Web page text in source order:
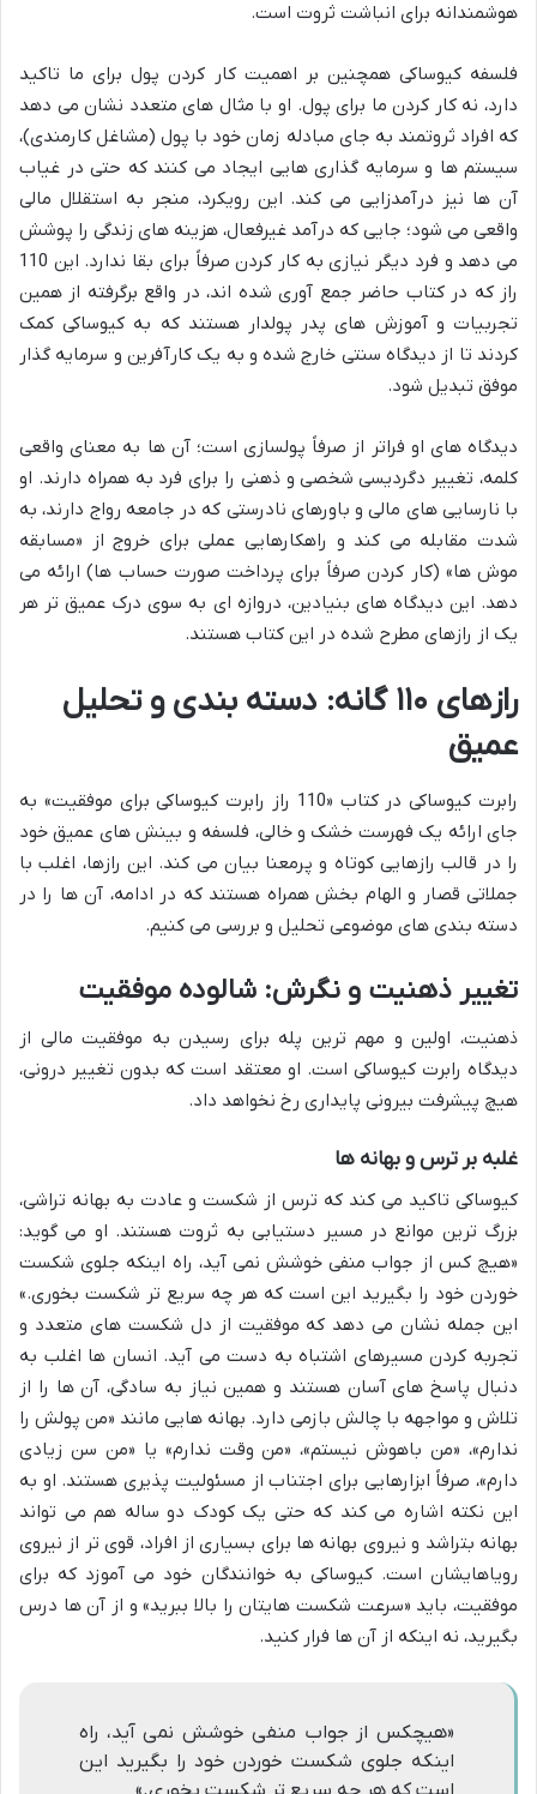
هوشمندانه برای انباشت ثروت است.
فلسفه کیوساکی همچنین بر اهمیت کار کردن پول برای ما تاکید
دارد، نه کار کردن ما برای پول. او با مثال های متعدد نشان می دهد
که افراد ثروتمند به جای مبادله زمان خود با پول (مشاغل کارمندی)،
سیستم ها و سرمایه گذاری هایی ایجاد می کنند که حتی در غیاب
آن ها نیز درآمدزایی می کند. این رویکرد، منجر به استقلال مالی
واقعی می شود؛ جایی که درآمد غیرفعال، هزینه های زندگی را پوشش
می دهد و فرد دیگر نیازی به کار کردن صرفاً برای بقا ندارد. این 110
راز که در کتاب حاضر جمع آوری شده اند، در واقع برگرفته از همین
تجربیات و آموزش های پدر پولدار هستند که به کیوساکی کمک
کردند تا از دیدگاه سنتی خارج شده و به یک کارآفرین و سرمایه گذار
موفق تبدیل شود.
دیدگاه های او فراتر از صرفاً پولسازی است؛ آن ها به معنای واقعی
کلمه، تغییر دگردیسی شخصی و ذهنی را برای فرد به همراه دارند. او
با نارسایی های مالی و باورهای نادرستی که در جامعه رواج دارند، به
شدت مقابله می کند و راهکارهایی عملی برای خروج از «مسابقه
موش ها» (کار کردن صرفاً برای پرداخت صورت حساب ها) ارائه می
دهد. این دیدگاه های بنیادین، دروازه ای به سوی درک عمیق تر هر
یک از رازهای مطرح شده در این کتاب هستند.
رازهای ۱۱۰ گانه: دسته بندی و تحلیل
عمیق
رابرت کیوساکی در کتاب «110 راز رابرت کیوساکی برای موفقیت» به
جای ارائه یک فهرست خشک و خالی، فلسفه و بینش های عمیق خود
را در قالب رازهایی کوتاه و پرمعنا بیان می کند. این رازها، اغلب با
جملاتی قصار و الهام بخش همراه هستند که در ادامه، آن ها را در
دسته بندی های موضوعی تحلیل و بررسی می کنیم.
تغییر ذهنیت و نگرش: شالوده موفقیت
ذهنیت، اولین و مهم ترین پله برای رسیدن به موفقیت مالی از
دیدگاه رابرت کیوساکی است. او معتقد است که بدون تغییر درونی،
هیچ پیشرفت بیرونی پایداری رخ نخواهد داد.
غلبه بر ترس و بهانه ها
کیوساکی تاکید می کند که ترس از شکست و عادت به بهانه تراشی،
بزرگ ترین موانع در مسیر دستیابی به ثروت هستند. او می گوید:
«هیچ کس از جواب منفی خوشش نمی آید، راه اینکه جلوی شکست
خوردن خود را بگیرید این است که هر چه سریع تر شکست بخوری.»
این جمله نشان می دهد که موفقیت از دل شکست های متعدد و
تجربه کردن مسیرهای اشتباه به دست می آید. انسان ها اغلب به
دنبال پاسخ های آسان هستند و همین نیاز به سادگی، آن ها را از
تلاش و مواجهه با چالش بازمی دارد. بهانه هایی مانند «من پولش را
ندارم»، «من باهوش نیستم»، «من وقت ندارم» یا «من سن زیادی
دارم»، صرفاً ابزارهایی برای اجتناب از مسئولیت پذیری هستند. او به
این نکته اشاره می کند که حتی یک کودک دو ساله هم می تواند
بهانه بتراشد و نیروی بهانه ها برای بسیاری از افراد، قوی تر از نیروی
رویاهایشان است. کیوساکی به خوانندگان خود می آموزد که برای
موفقیت، باید «سرعت شکست هایتان را بالا ببرید» و از آن ها درس
بگیرید، نه اینکه از آن ها فرار کنید.
«هیچکس از جواب منفی خوشش نمی آید، راه
اینکه جلوی شکست خوردن خود را بگیرید این